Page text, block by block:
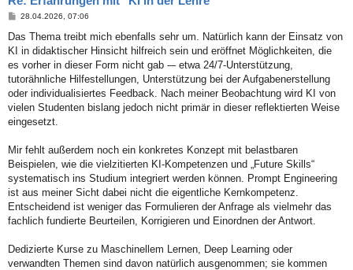
B
i
r
a
28.04.2026, 07:06
Das Thema treibt mich ebenfalls sehr um. Natürlich kann der Einsatz von
KI in didaktischer Hinsicht hilfreich sein und eröffnet Möglichkeiten, die
es vorher in dieser Form nicht gab -– etwa 24/7-Unterstützung,
tutorähnliche Hilfestellungen, Unterstützung bei der Aufgabenerstellung
oder individualisiertes Feedback. Nach meiner Beobachtung wird KI von
vielen Studenten bislang jedoch nicht primär in dieser reflektierten Weise
eingesetzt.
Mir fehlt außerdem noch ein konkretes Konzept mit belastbaren
Beispielen, wie die vielzitierten KI-Kompetenzen und „Future Skills“
systematisch ins Studium integriert werden können. Prompt Engineering
ist aus meiner Sicht dabei nicht die eigentliche Kernkompetenz.
Entscheidend ist weniger das Formulieren der Anfrage als vielmehr das
fachlich fundierte Beurteilen, Korrigieren und Einordnen der Antwort.
Dedizierte Kurse zu Maschinellem Lernen, Deep Learning oder
verwandten Themen sind davon natürlich ausgenommen; sie kommen